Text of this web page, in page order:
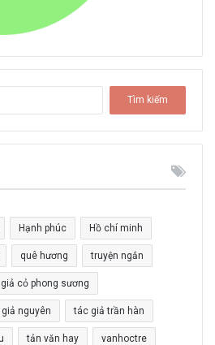
m
k
h
o
:
Hạnh phúc Hồ chí minh
quê hương truyện ngắn
cỏ phong sương
nguyên tác giả trần hàn
tản văn hay vanhoctre